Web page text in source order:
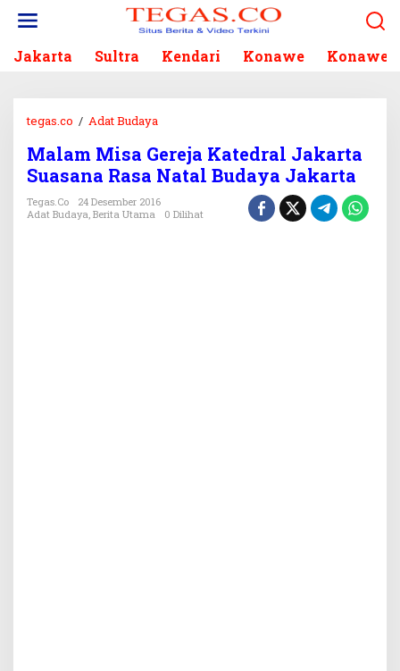
Jakarta Sultra Kendari Konawe Konawe
tegas.co / Adat Budaya
l
a
M
Malam Misa Gereja Katedral Jakarta
Suasana Rasa Natal Budaya Jakarta
Tegas.co
24 Desember 2016
Adat Budaya, Berita Utama 0 Dilihat